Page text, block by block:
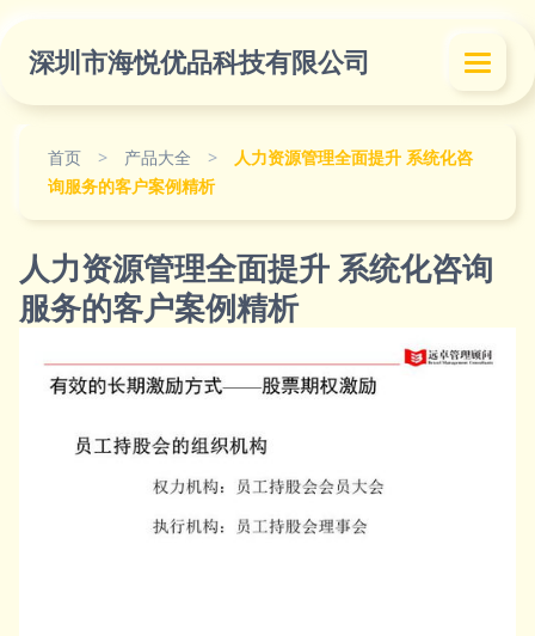
深圳市海悦优品科技有限公司
首页 > 产品大全 >
人力资源管理全面提升 系统化咨
询服务的客户案例精析
人力资源管理全面提升 系统化咨询
服务的客户案例精析